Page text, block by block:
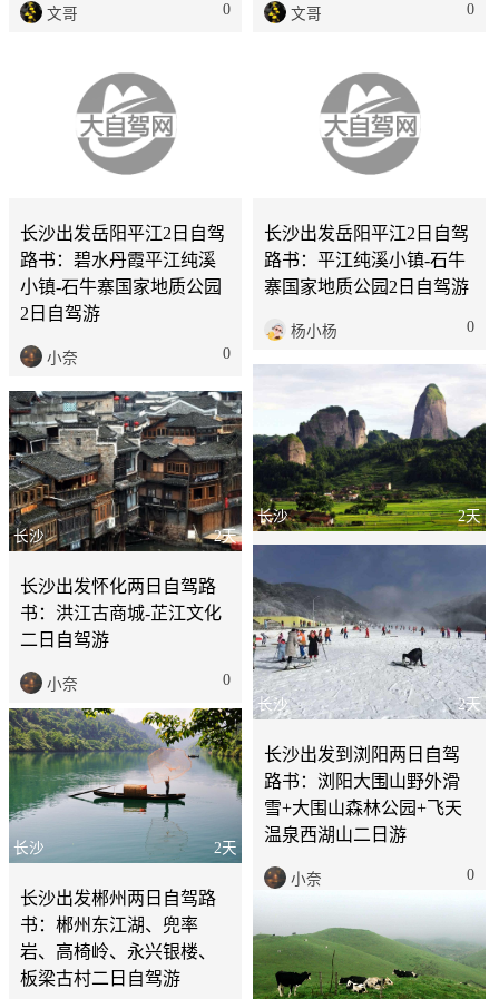
文哥 0 文哥 0
长沙出发岳阳平江2日自驾
路书：碧水丹霞平江纯溪
小镇-石牛寨国家地质公园
2日自驾游
小奈 0
长沙出发岳阳平江2日自驾
路书：平江纯溪小镇-石牛
寨国家地质公园2日自驾游
杨小杨 0
2天
长沙
路书：新宁崀山-八角寨-辣
椒峰2日自驾游
小奈 0
2天
长沙
长沙出发怀化两日自驾路
书：洪江古商城-芷江文化
二日自驾游
小奈
0
2天
长沙
长沙出发到浏阳两日自驾
路书：浏阳大围山野外滑
雪+大围山森林公园+飞天
温泉西湖山二日游
小奈 0
2天
长沙
长沙出发郴州两日自驾路
书：郴州东江湖、兜率
岩、高椅岭、永兴银楼、
板梁古村二日自驾游